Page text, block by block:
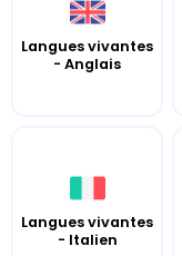
Langues vivantes
- Anglais
Langues vivantes
- Italien